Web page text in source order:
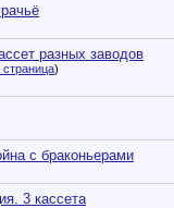
разных заводов
)
с браконьерами
3 кассета